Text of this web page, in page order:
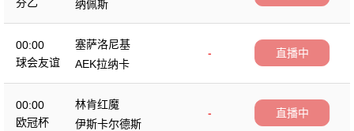
纳佩斯
00:00
球会友谊
塞萨洛尼基
-
AEK拉纳卡
直播中
00:00
欧冠杯
林肯红魔
-
伊斯卡尔德斯
直播中